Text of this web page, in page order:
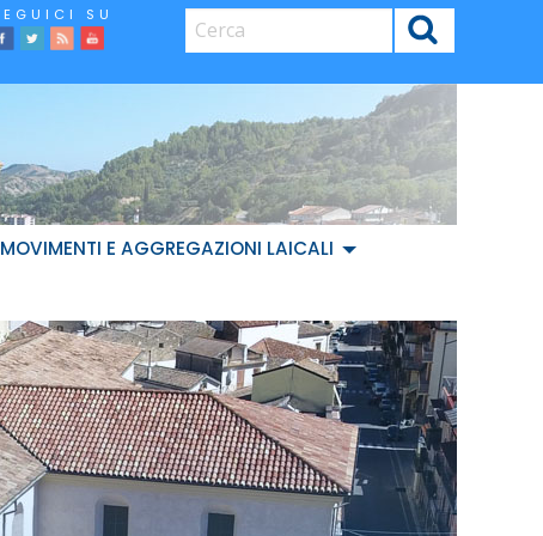
facebook
Twitter
FeedYoutube
CERCA
MOVIMENTI E AGGREGAZIONI LAICALI